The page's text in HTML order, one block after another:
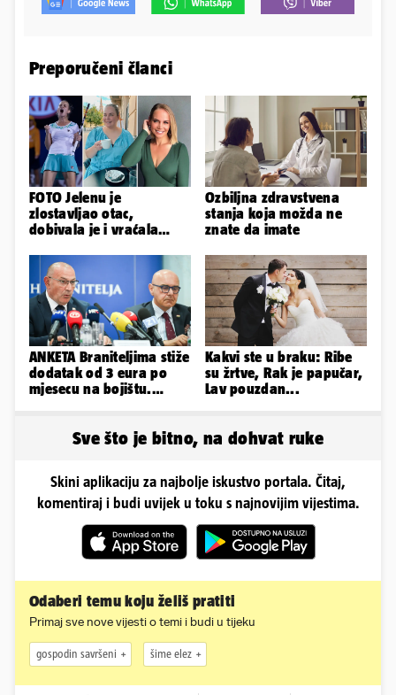
Preporučeni članci
FOTO Jelenu je
zlostavljao otac,
dobivala je i vraćala
tukao šakama'
Ozbiljna zdravstvena
stanja koja možda ne
znate da imate
ANKETA Braniteljima stiže
dodatak od 3 eura po
mjesecu na bojištu.
Kakvi ste u braku: Ribe
su žrtve, Rak je papučar,
Lav pouzdan...
Sve što je bitno, na dohvat ruke
Skini aplikaciju za najbolje iskustvo portala. Čitaj,
komentiraj i budi uvijek u toku s najnovijim vijestima.
Odaberi temu koju želiš pratiti
Primaj sve nove vijesti o temi i budi u tijeku
gospodin savršeni šime elez